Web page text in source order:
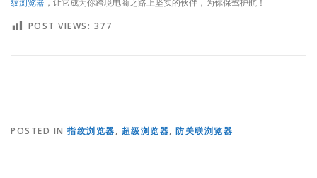
POST VIEWS: 377
POSTED IN 指纹浏览器, 超级浏览器, 防关联浏览器